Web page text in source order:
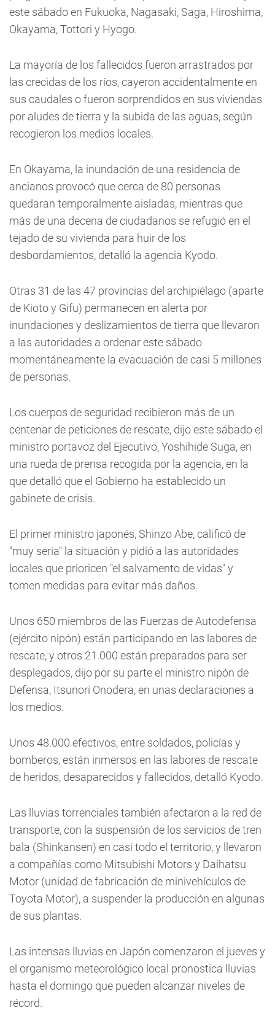
este sábado en Fukuoka, Nagasaki, Saga, Hiroshima,
Okayama, Tottori y Hyogo.
La mayoría de los fallecidos fueron arrastrados por
las crecidas de los ríos, cayeron accidentalmente en
sus caudales o fueron sorprendidos en sus viviendas
por aludes de tierra y la subida de las aguas, según
recogieron los medios locales.
En Okayama, la inundación de una residencia de
ancianos provocó que cerca de 80 personas
quedaran temporalmente aisladas, mientras que
más de una decena de ciudadanos se refugió en el
tejado de su vivienda para huir de los
desbordamientos, detalló la agencia Kyodo.
Otras 31 de las 47 provincias del archipiélago (aparte
de Kioto y Gifu) permanecen en alerta por
inundaciones y deslizamientos de tierra que llevaron
a las autoridades a ordenar este sábado
momentáneamente la evacuación de casi 5 millones
de personas.
Los cuerpos de seguridad recibieron más de un
centenar de peticiones de rescate, dijo este sábado el
ministro portavoz del Ejecutivo, Yoshihide Suga, en
una rueda de prensa recogida por la agencia, en la
que detalló que el Gobierno ha establecido un
gabinete de crisis.
El primer ministro japonés, Shinzo Abe, calificó de
"muy seria" la situación y pidió a las autoridades
locales que prioricen "el salvamento de vidas" y
tomen medidas para evitar más daños.
Unos 650 miembros de las Fuerzas de Autodefensa
(ejército nipón) están participando en las labores de
rescate, y otros 21.000 están preparados para ser
desplegados, dijo por su parte el ministro nipón de
Defensa, Itsunori Onodera, en unas declaraciones a
los medios.
Unos 48.000 efectivos, entre soldados, policías y
bomberos, están inmersos en las labores de rescate
de heridos, desaparecidos y fallecidos, detalló Kyodo.
Las lluvias torrenciales también afectaron a la red de
transporte, con la suspensión de los servicios de tren
bala (Shinkansen) en casi todo el territorio, y llevaron
a compañías como Mitsubishi Motors y Daihatsu
Motor (unidad de fabricación de minivehículos de
Toyota Motor), a suspender la producción en algunas
de sus plantas.
Las intensas lluvias en Japón comenzaron el jueves y
el organismo meteorológico local pronostica lluvias
hasta el domingo que pueden alcanzar niveles de
récord.